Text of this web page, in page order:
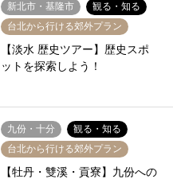
新北市・基隆市
観る・知る
台北から行ける郊外プラン
【淡水 歴史ツアー】歴史スポ
ットを探索しよう！
九份・十分
観る・知る
台北から行ける郊外プラン
【牡丹・雙溪・貢寮】九份への